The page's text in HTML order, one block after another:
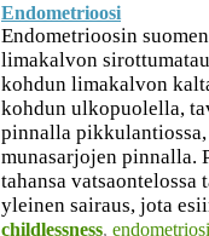
Endometrioosi
Endometrioosin
limakalvon
kohdun limakalvon
kohdun ulkopuolella,
pinnalla
munasarjojen pinnalla.
tahansa
yleinen sairaus, jota
childlessness,